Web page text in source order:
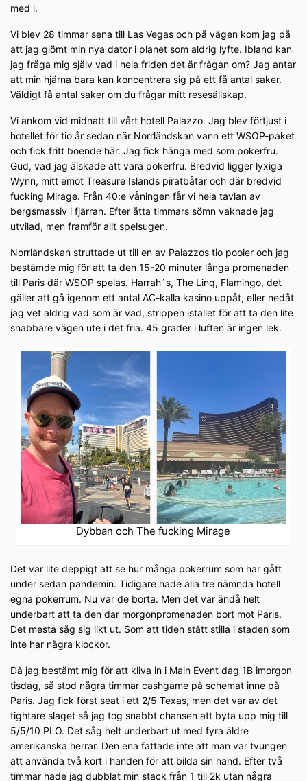
med i.
Vi blev 28 timmar sena till Las Vegas och på vägen kom jag på
att jag glömt min nya dator i planet som aldrig lyfte. Ibland kan
jag fråga mig själv vad i hela friden det är frågan om? Jag antar
att min hjärna bara kan koncentrera sig på ett få antal saker.
Väldigt få antal saker om du frågar mitt resesällskap.
Vi ankom vid midnatt till vårt hotell Palazzo. Jag blev förtjust i
hotellet för tio år sedan när Norrländskan vann ett WSOP-paket
och fick fritt boende här. Jag fick hänga med som pokerfru.
Gud, vad jag älskade att vara pokerfru. Bredvid ligger lyxiga
Wynn, mitt emot Treasure Islands piratbåtar och där bredvid
fucking Mirage. Från 40:e våningen får vi hela tavlan av
bergsmassiv i fjärran. Efter åtta timmars sömn vaknade jag
utvilad, men framför allt spelsugen.
Norrländskan struttade ut till en av Palazzos tio pooler och jag
bestämde mig för att ta den 15-20 minuter långa promenaden
till Paris där WSOP spelas. Harrah´s, The Linq, Flamingo, det
gäller att gå igenom ett antal AC-kalla kasino uppåt, eller nedåt
jag vet aldrig vad som är vad, strippen istället för att ta den lite
snabbare vägen ute i det fria. 45 grader i luften är ingen lek.
Dybban och The fucking Mirage
Det var lite deppigt att se hur många pokerrum som har gått
under sedan pandemin. Tidigare hade alla tre nämnda hotell
egna pokerrum. Nu var de borta. Men det var ändå helt
underbart att ta den där morgonpromenaden bort mot Paris.
Det mesta såg sig likt ut. Som att tiden stått stilla i staden som
inte har några klockor.
Då jag bestämt mig för att kliva in i Main Event dag 1B imorgon
tisdag, så stod några timmar cashgame på schemat inne på
Paris. Jag fick först seat i ett 2/5 Texas, men det var av det
tightare slaget så jag tog snabbt chansen att byta upp mig till
5/5/10 PLO. Det såg helt underbart ut med fyra äldre
amerikanska herrar. Den ena fattade inte att man var tvungen
att använda två kort i handen för att bilda sin hand. Efter två
timmar hade jag dubblat min stack från 1 till 2k utan några